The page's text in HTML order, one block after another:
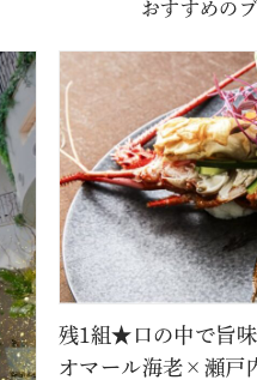
おすすめの
残1組★口の中で旨
オマール海老×瀬戸